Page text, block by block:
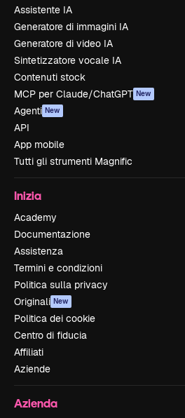
Assistente IA
Generatore di immagini IA
Generatore di video IA
Sintetizzatore vocale IA
Contenuti stock
MCP per Claude/ChatGPT New
Agenti New
API
App mobile
Tutti gli strumenti Magnific
Inizia
Academy
Documentazione
Assistenza
Termini e condizioni
Politica sulla privacy
Originali New
Politica dei cookie
Centro di fiducia
Affiliati
Aziende
Azienda